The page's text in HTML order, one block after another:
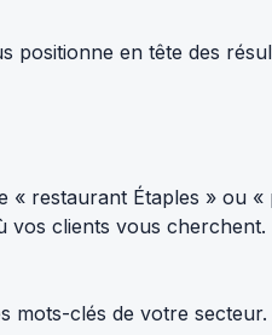
en tête des
restaurant Étaples » ou
vos clients vous cherchent.
clés de votre